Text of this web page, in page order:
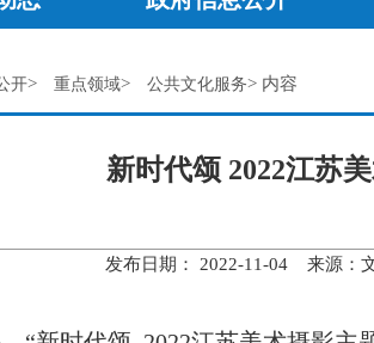
开> 重点领域> 公共文化服务> 内容
新时代颂 2022江苏
发布日期： 2022-11-04 来源：